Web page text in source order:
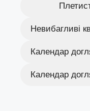
Невибагливі
Календар
Календар